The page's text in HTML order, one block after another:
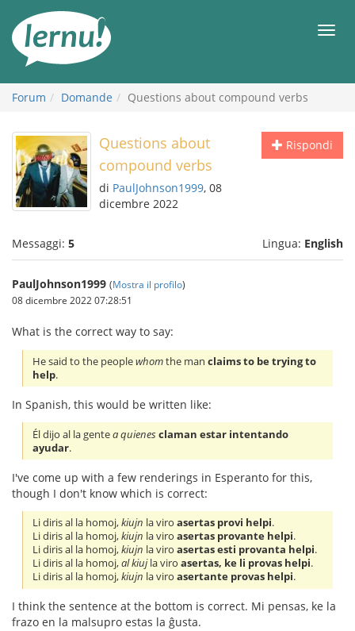
all’indice
Forum Domande Questions about compound verbs
Rispondi
Questions about
compound verbs
di PaulJohnson1999, 08
dicembre 2022
Messaggi: 5 Lingua: English
PaulJohnson1999 (Mostra il profilo)
08 dicembre 2022 07:28:51
What is the correct way to say:
He said to the peoplewhomthe manclaims to be trying to
help.
In Spanish, this would be written like:
Él dijo al la gentea quienesclaman estar intentando
ayudar.
I've come up with a few renderings in Esperanto for this,
though I don't know which is correct:
Li diris al la homoj,kiujn la viroasertas provi helpi.
Li diris al la homoj,kiujn la viroasertas provante helpi.
Li diris al la homoj,kiujn la viroasertas esti provanta helpi.
Li diris al la homoj,al kiujla viroasertas, ke li provas helpi.
Li diris al la homoj,kiujn la viroasertante provas helpi.
I think the sentence at the bottom is correct. Mi pensas, ke la
frazo en la malsupro estas la ĝusta.